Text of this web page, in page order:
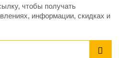
чтобы получать
информации, скидках и